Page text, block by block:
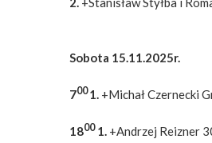
Sobota 15.11.2025r.
7001. +Michał Czernecki
1800 1. +Andrzej Reizner